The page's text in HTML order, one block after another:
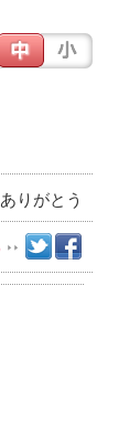
ありがとう